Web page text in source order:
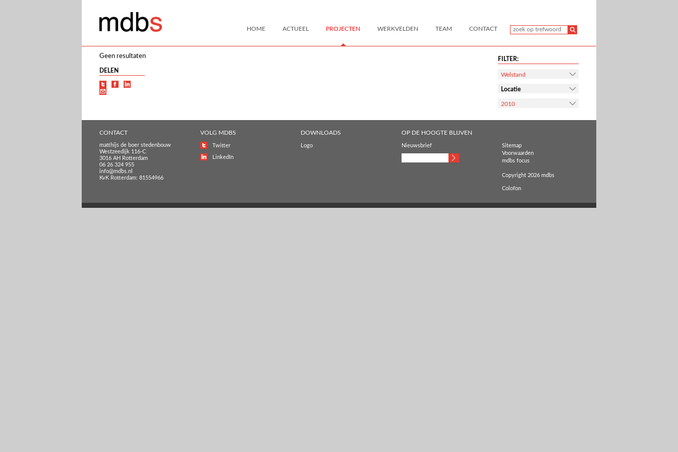
HOME ACTUEEL PROJECTEN WERKVELDEN TEAM CONTACT
Geen resultaten
DELEN
FILTER:
Welstand
Locatie
2010
CONTACT
matthijs de boer stedenbouw
Westzeedijk 116-C
3016 AH Rotterdam
06 26 324 955
info@mdbs.nl
KvK Rotterdam: 81554966
VOLG MDBS
Twitter
LinkedIn
DOWNLOADS
Logo
OP DE HOOGTE BLIJVEN
Nieuwsbrief
Sitemap
Voorwaarden
mdbs focus
Copyright 2026 mdbs
Colofon